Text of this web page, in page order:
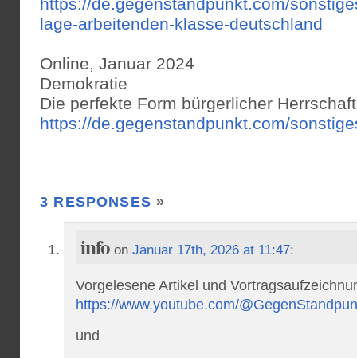
https://de.gegenstandpunkt.com/
lage-arbeitenden-klasse-deutschland
Online, Januar 2024
Demokratie
Die perfekte Form bürgerlicher Herrschaft
https://de.gegenstandpunkt.com/
3 RESPONSES »
info onJanuar 17th, 2026 at 11:47:
Vorgelesene Artikel und
https://www.youtube.com/
und